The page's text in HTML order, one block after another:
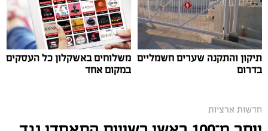
תיקון והתקנה שערים חשמליים
בדרום
משלוחים באשקלון כל העסקים
במקום אחד
חדשות ארציות